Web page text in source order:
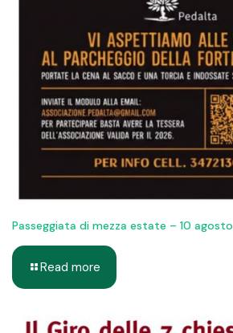
Passeggiata di mezza estate – 10 agosto
Read more